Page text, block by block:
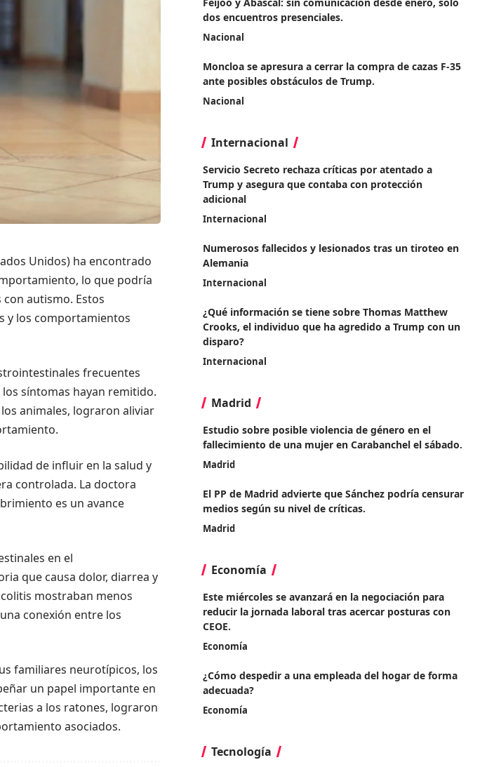
Unidos) ha encontrado
lo que podría
autismo. Estos
y los comportamientos
frecuentes
síntomas hayan remitido.
animales, lograron aliviar
de influir en la salud y
controlada. La doctora
es un avance
en el
que causa dolor, diarrea y
mostraban menos
conexión entre los
familiares neurotípicos, los
un papel importante en
a los ratones, lograron
asociados.
dos encuentros presenciales.
Nacional
Moncloa se apresura a cerrar la compra de cazas F-35
ante posibles obstáculos de Trump.
Nacional
Internacional
Servicio Secreto rechaza críticas por atentado a
Trump y asegura que contaba con protección
adicional
Internacional
Numerosos fallecidos y lesionados tras un tiroteo en
Alemania
Internacional
¿Qué información se tiene sobre Thomas Matthew
Crooks, el individuo que ha agredido a Trump con un
disparo?
Internacional
Madrid
Estudio sobre posible violencia de género en el
fallecimiento de una mujer en Carabanchel el sábado.
Madrid
El PP de Madrid advierte que Sánchez podría censurar
medios según su nivel de críticas.
Madrid
Economía
Este miércoles se avanzará en la negociación para
reducir la jornada laboral tras acercar posturas con
CEOE.
Economía
¿Cómo despedir a una empleada del hogar de forma
adecuada?
Economía
Tecnología